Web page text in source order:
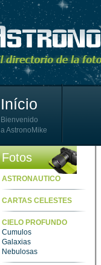
Início
Bienvenido
a AstronoMike
Fotos
ASTRONAUTICO
CARTAS CELESTES
CIELO PROFUNDO
Cumulos
Galaxias
Nebulosas